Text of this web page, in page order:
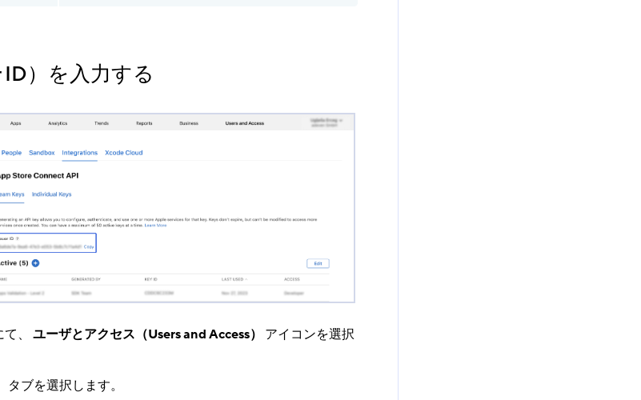
）を入力する
、 ユーザとアクセス（Users and Access） ​ アイコンを選択
​ タブを選択します。